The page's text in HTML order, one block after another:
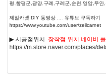
평,함평군,광양,구례,구례군,순천,영암,무
제일카넷 DIY 동영상 .... 유튜브 구독하기
https://www.youtube.com/user/zeilcarnet
▶ 시공점위치: 장착점 위치 네이버
https://m.store.naver.com/places/